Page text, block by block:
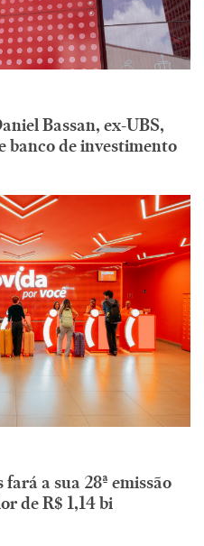
Bassan, ex-UBS,
banco de investimento
a sua 28ª emissão
de R$ 1,14 bi